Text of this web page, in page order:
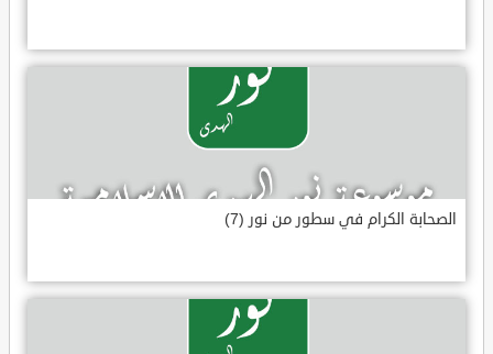
الصحابة الكرام في سطور من نور (7)